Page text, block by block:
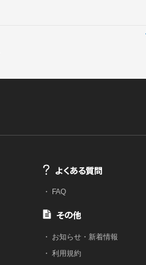
・ FAQ
・
お知らせ・新着情報
・ 利用規約